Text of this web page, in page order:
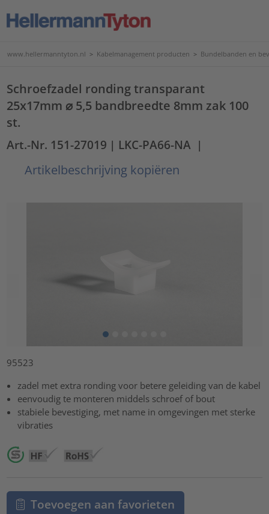
www.hellermanntyton.nl > Kabelmanagement producten > Bundelbanden en
Schroefzadel ronding transparant
25x17mm ⌀ 5,5 bandbreedte 8mm zak 100
st.
Art.-Nr. 151-27019 | LKC-PA66-NA |
Artikelbeschrijving kopiëren
95523
zadel met extra ronding voor betere geleiding van de kabel
eenvoudig te monteren middels schroef of bout
stabiele bevestiging, met name in omgevingen met sterke
vibraties
Toevoegen aan favorieten